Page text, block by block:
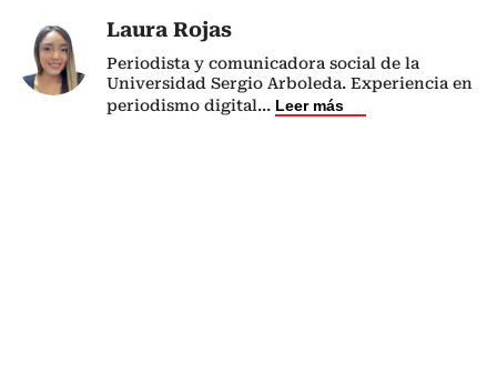
Laura Rojas
Periodista y comunicadora social de la
Universidad Sergio Arboleda. Experiencia en
periodismo digital... Leer más